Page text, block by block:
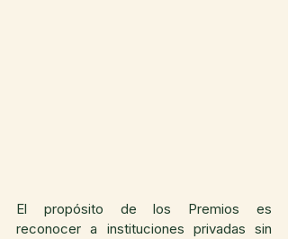
El propósito de los Premios es
reconocer a instituciones privadas sin